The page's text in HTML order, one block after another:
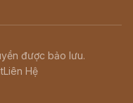
được bảo lưu.
Liên Hệ